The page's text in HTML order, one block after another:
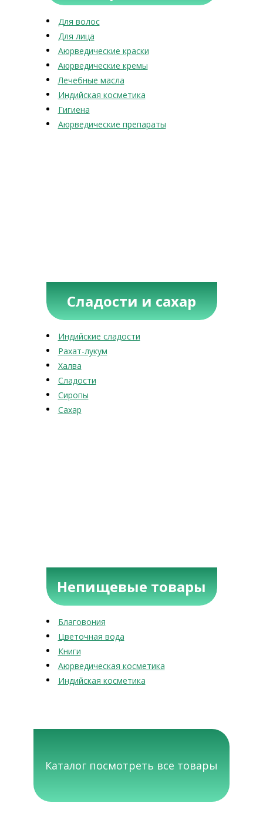
Для волос
Для лица
Аюрведические краски
Аюрведические кремы
Лечебные масла
Индийская косметика
Гигиена
Аюрведические препараты
Сладости и сахар
Индийские сладости
Рахат-лукум
Халва
Сладости
Сиропы
Сахар
Непищевые товары
Благовония
Цветочная вода
Книги
Аюрведическая косметика
Индийская косметика
Каталог посмотреть все товары